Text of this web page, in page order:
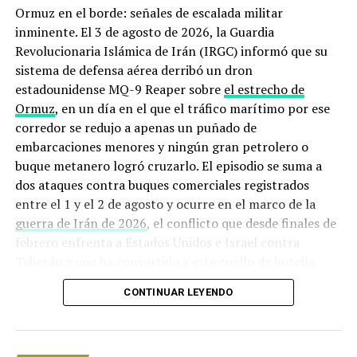
pandemia.
Dos enfoques se enfrentaron: el saudita, que implicaba
mantener los recortes actuales tal cual, y la iniciativa
rusa de reinyectar hasta 500,000 barriles diarios en el
mercado a partir del mes próximo, como se había
decidido en diciembre respecto a enero.
Tras un fuerte incremento de las cotizaciones de crudo
desde el anuncio de las primeras vacunas contra el
coronavirus, de más de 30% en noviembre y diciembre,
el club de productores sigue alerta.
las crecientes incertidumbres”.
Ormuz en el borde: señales de escalada militar
inminente. El 3 de agosto de 2026, la Guardia
Revolucionaria Islámica de Irán (IRGC) informó que su
sistema de defensa aérea derribó un dron
estadounidense MQ-9 Reaper sobre el estrecho de
Ormuz, en un día en el que el tráfico marítimo por ese
corredor se redujo a apenas un puñado de
embarcaciones menores y ningún gran petrolero o
buque metanero logró cruzarlo. El episodio se suma a
dos ataques contra buques comerciales registrados
entre el 1 y el 2 de agosto y ocurre en el marco de la
guerra de Irán de 2026, el conflicto que desde finales de
febrero enfrenta a Estados Unidos e Israel contra
marítimo en uno de los puntos más peligrosos del
Origen de la crisis: de los ataques
CONTINUAR LEYENDO